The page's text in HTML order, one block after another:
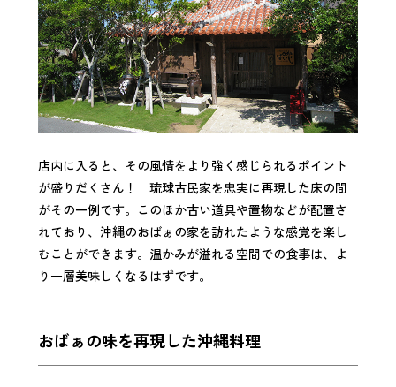
店内に入ると、その風情をより強く感じられるポイント
が盛りだくさん！ 琉球古民家を忠実に再現した床の間
がその一例です。このほか古い道具や置物などが配置さ
れており、沖縄のおばぁの家を訪れたような感覚を楽し
むことができます。温かみが溢れる空間での食事は、よ
り一層美味しくなるはずです。
おばぁの味を再現した沖縄料理